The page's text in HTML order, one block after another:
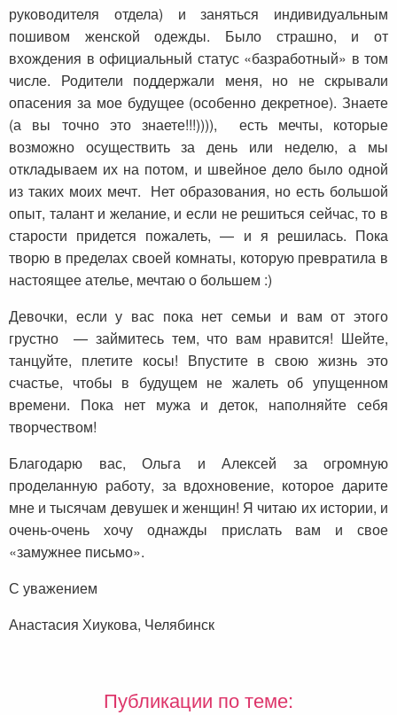
руководителя отдела) и заняться индивидуальным
пошивом женской одежды. Было страшно, и от
вхождения в официальный статус «базработный» в том
числе. Родители поддержали меня, но не скрывали
опасения за мое будущее (особенно декретное). Знаете
(а вы точно это знаете!!!)))), есть мечты, которые
возможно осуществить за день или неделю, а мы
откладываем их на потом, и швейное дело было одной
из таких моих мечт. Нет образования, но есть большой
опыт, талант и желание, и если не решиться сейчас, то в
старости придется пожалеть, — и я решилась. Пока
творю в пределах своей комнаты, которую превратила в
настоящее ателье, мечтаю о большем :)
Девочки, если у вас пока нет семьи и вам от этого
грустно — займитесь тем, что вам нравится! Шейте,
танцуйте, плетите косы! Впустите в свою жизнь это
счастье, чтобы в будущем не жалеть об упущенном
времени. Пока нет мужа и деток, наполняйте себя
творчеством!
Благодарю вас, Ольга и Алексей за огромную
проделанную работу, за вдохновение, которое дарите
мне и тысячам девушек и женщин! Я читаю их истории, и
очень-очень хочу однажды прислать вам и свое
«замужнее письмо».
С уважением
Анастасия Хиукова, Челябинск
Публикации по теме: